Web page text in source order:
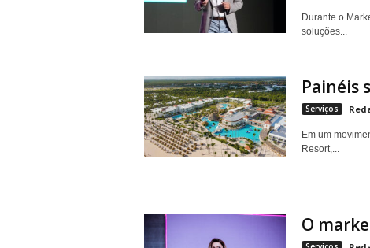
Durante o
soluções...
Painéis
Serviços
Em um
Resort,...
O